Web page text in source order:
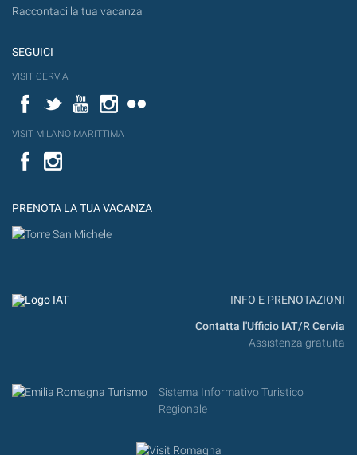
Raccontaci la tua vacanza
SEGUICI
VISIT CERVIA
FacebookTwitterYouTubeInstagram
VISIT MILANO MARITTIMA
Facebook
PRENOTA LA TUA VACANZA
INFO E PRENOTAZIONI
Contatta l'Ufficio IAT/R Cervia
Assistenza gratuita
Sistema Informativo Turistico
Regionale